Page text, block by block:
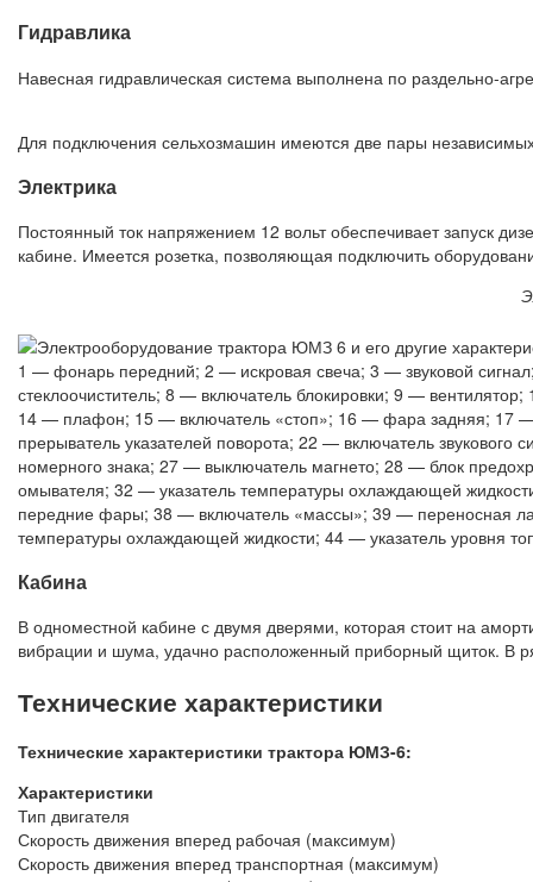
Гидравлика
Навесная гидравлическая система выполнена по раздельно-
Для подключения сельхозмашин имеются две пары
Электрика
Постоянный ток напряжением 12 вольт обеспечивает запуск
кабине. Имеется розетка, позволяющая подключить
1 — фонарь передний; 2 — искровая свеча; 3 — звуковой
стеклоочиститель; 8 — включатель блокировки; 9 —
14 — плафон; 15 — включатель «стоп»; 16 — фара задняя; 17
прерыватель указателей поворота; 22 — включатель
номерного знака; 27 — выключатель магнето; 28 — блок
омывателя; 32 — указатель температуры охлаждающей
передние фары; 38 — включатель «массы»; 39 — переносная
температуры охлаждающей жидкости; 44 — указатель уровня
Кабина
В одноместной кабине с двумя дверями, которая стоит на
вибрации и шума, удачно расположенный приборный щиток. В
Технические характеристики
Технические характеристики трактора ЮМЗ-6:
Характеристики
Тип двигателя
Скорость движения вперед рабочая (максимум)
Скорость движения вперед транспортная (максимум)